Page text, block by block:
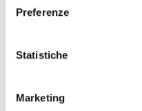
Preferenze
Statistiche
Marketing